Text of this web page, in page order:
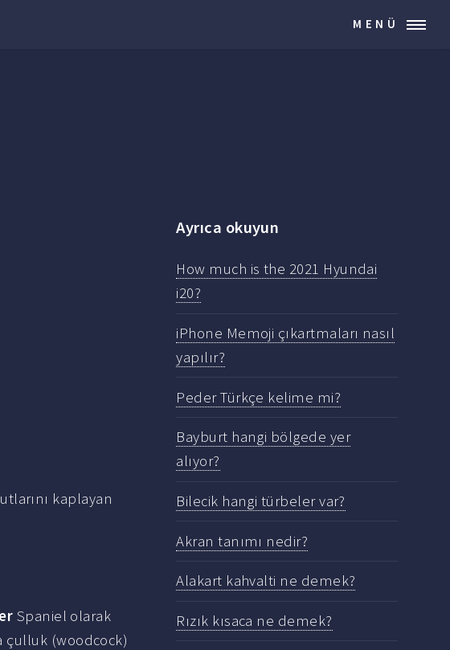
MENÜ
kaplayan
Spaniel olarak
çulluk (woodcock)
Ayrıca okuyun
How much is the 2021 Hyundai
i20?
iPhone Memoji çıkartmaları nasıl
yapılır?
Peder Türkçe kelime mi?
Bayburt hangi bölgede yer
alıyor?
Bilecik hangi türbeler var?
Akran tanımı nedir?
Alakart kahvalti ne demek?
Rızık kısaca ne demek?